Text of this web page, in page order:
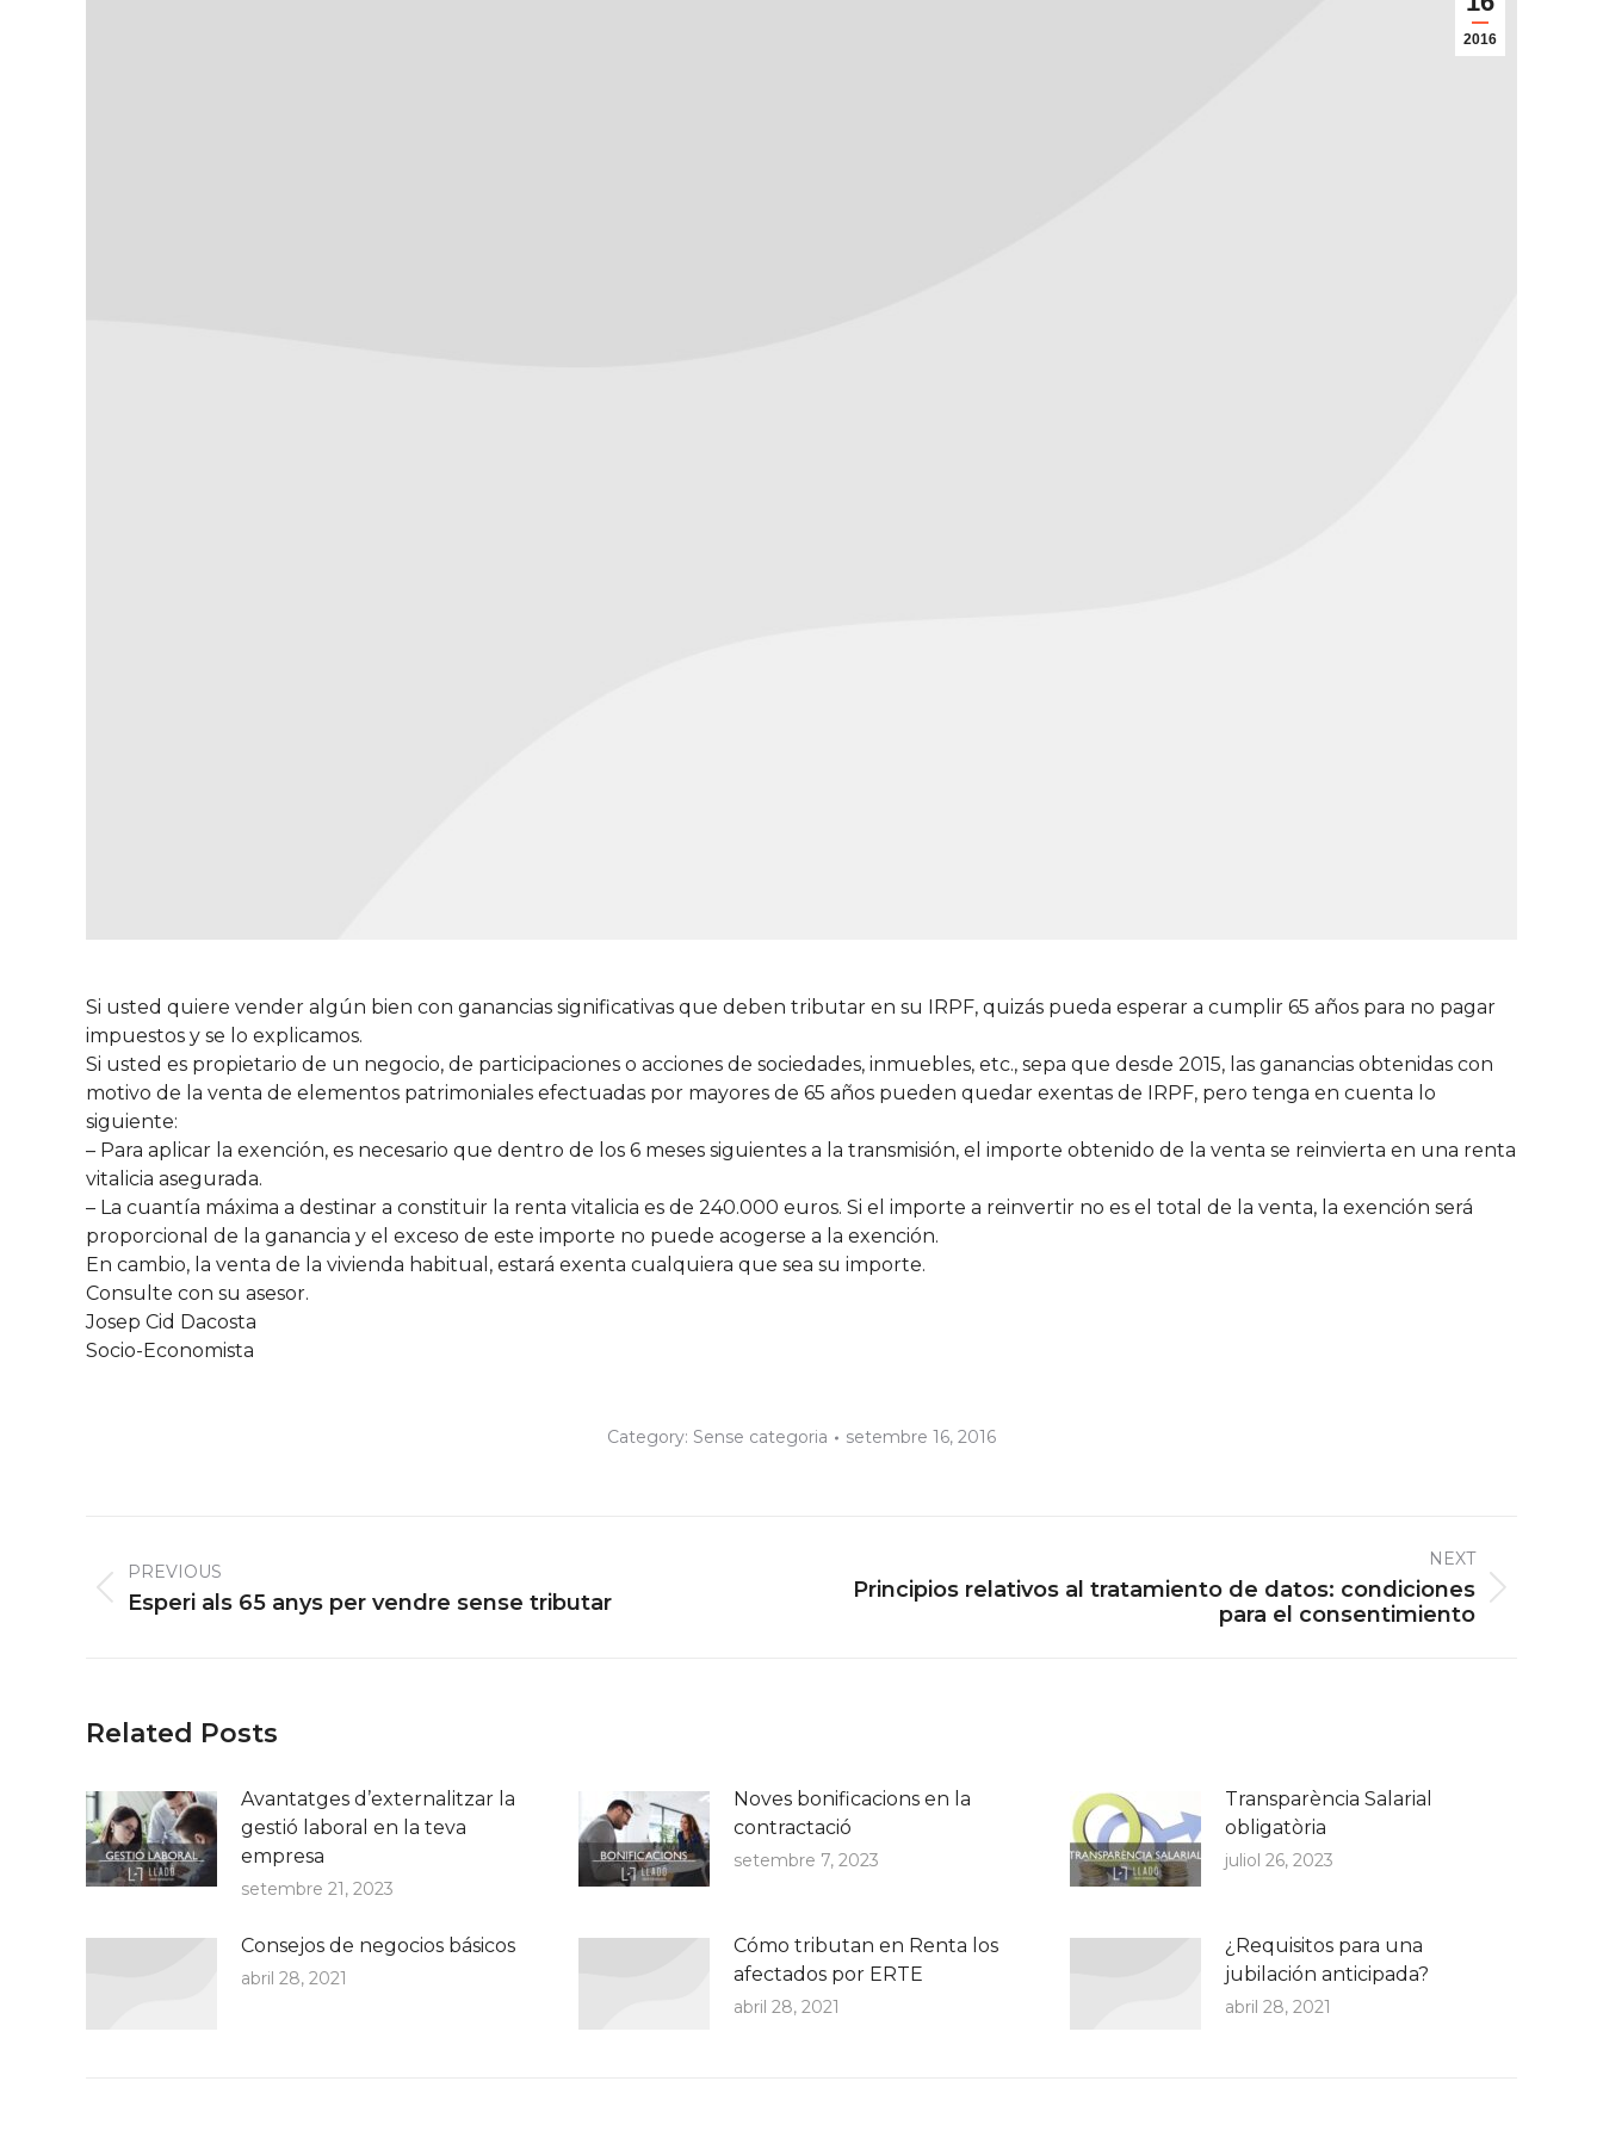
2016
Si usted quiere vender algún bien con ganancias significativas que deben tributar en su IRPF, quizás pueda esperar a cumplir 65 años para no pagar
impuestos y se lo explicamos.
Si usted es propietario de un negocio, de participaciones o acciones de sociedades, inmuebles, etc., sepa que desde 2015, las ganancias obtenidas con
motivo de la venta de elementos patrimoniales efectuadas por mayores de 65 años pueden quedar exentas de IRPF, pero tenga en cuenta lo
siguiente:
– Para aplicar la exención, es necesario que dentro de los 6 meses siguientes a la transmisión, el importe obtenido de la venta se reinvierta en una renta
vitalicia asegurada.
– La cuantía máxima a destinar a constituir la renta vitalicia es de 240.000 euros. Si el importe a reinvertir no es el total de la venta, la exención será
proporcional de la ganancia y el exceso de este importe no puede acogerse a la exención.
En cambio, la venta de la vivienda habitual, estará exenta cualquiera que sea su importe.
Consulte con su asesor.
Josep Cid Dacosta
Socio-Economista
Category: Sense categoria setembre 16, 2016
navigation
PREVIOUS
Previous
Esperi als 65 anys per vendre sense tributar
NEXT
Next
Principios relativos al tratamiento de datos: condiciones
para el consentimiento
Related Posts
Avantatges d’externalitzar la
gestió laboral en la teva
empresa
setembre 21, 2023
Noves bonificacions en la
contractació
setembre 7, 2023
Transparència Salarial
obligatòria
juliol 26, 2023
Consejos de negocios básicos
abril 28, 2021
Cómo tributan en Renta los
afectados por ERTE
abril 28, 2021
¿Requisitos para una
jubilación anticipada?
abril 28, 2021